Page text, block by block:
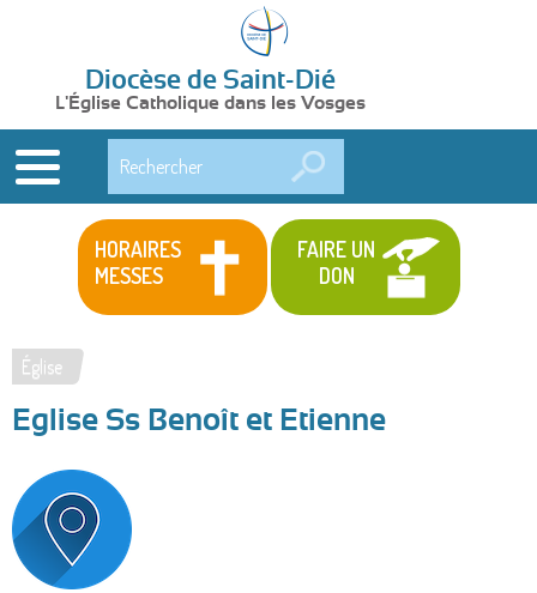
Diocèse de Saint-Dié
L'Église Catholique dans les Vosges
HORAIRES
MESSES
FAIRE UN
DON
Vous
êtes
ici
Église
Eglise Ss Benoît et Etienne